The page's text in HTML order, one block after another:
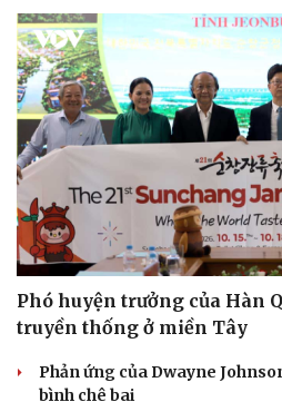
Doanh nghiệp
Thông tin doanh nghiệp
Doanh nghiệp 24h
Doanh nhân
Vì cộng đồng
Phó huyện trưởng của Hàn
truyền thống ở miền Tây
Phản ứng của Dwayne
bình chê bai